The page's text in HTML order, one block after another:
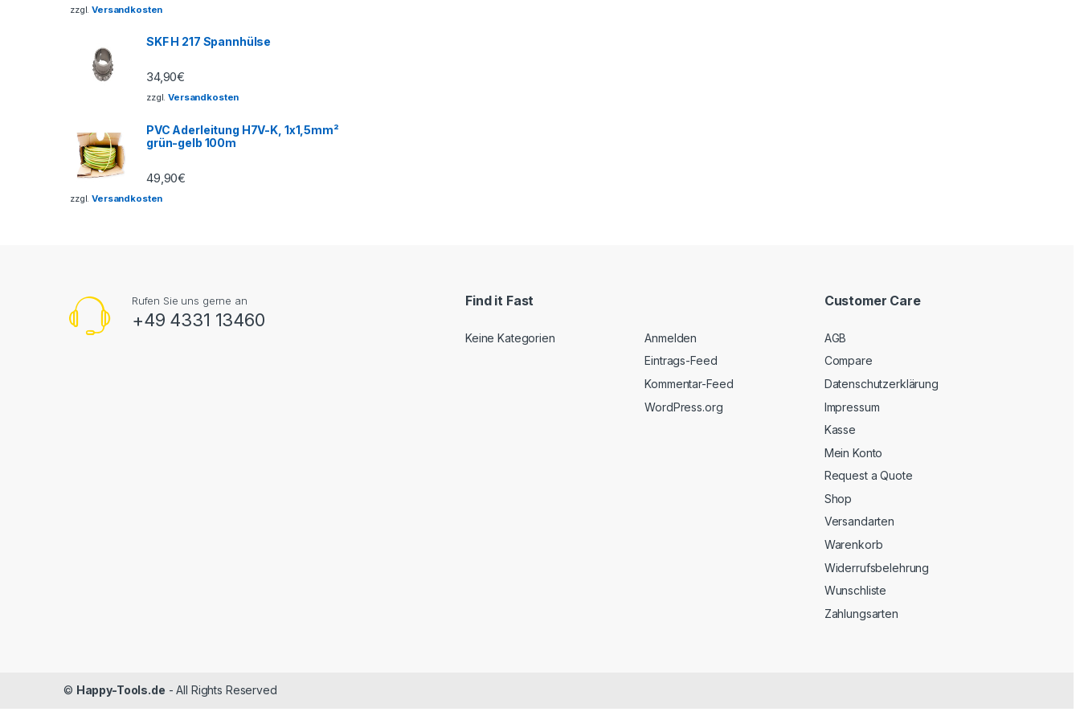
zzgl.Versandkosten
SKF H 217 Spannhülse
34,90€
zzgl.Versandkosten
PVC Aderleitung H7V-K, 1x1,5mm²
grün-gelb 100m
49,90€
zzgl.Versandkosten
Rufen Sie uns gerne an
+49 4331 13460
Find it Fast
Keine Kategorien
Anmelden
Eintrags-Feed
Kommentar-Feed
WordPress.org
Customer Care
AGB
Compare
Datenschutzerklärung
Impressum
Kasse
Mein Konto
Request a Quote
Shop
Versandarten
Warenkorb
Widerrufsbelehrung
Wunschliste
Zahlungsarten
© Happy-Tools.de - All Rights Reserved